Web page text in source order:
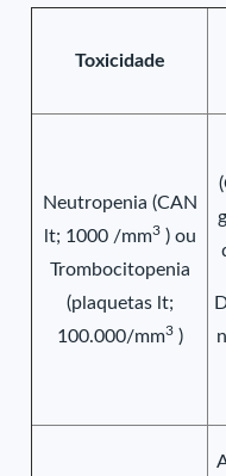
Toxicidade
Neutropenia (CAN
lt; 1000 /mm3) ou
Trombocitopenia
(plaquetas lt;
100.000/mm3)